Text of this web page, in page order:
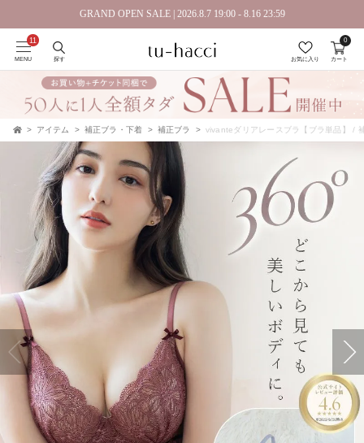
GRAND OPEN SALE | 2026.8.7 19:00 - 8.16 23:59
MENU 探す お気に入り カート
0
アイテム 補正ブラ・下着 補正ブラ vivanteダリアレースブラ【ブラ単品】 /